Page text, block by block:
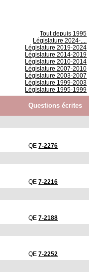
Tout depuis 1995
Législature 2024-....
Législature 2019-2024
Législature 2014-2019
Législature 2010-2014
Législature 2007-2010
Législature 2003-2007
Législature 1999-2003
Législature 1995-1999
Questions écrites
QE7-2276
QE7-2216
QE7-2188
QE7-2252